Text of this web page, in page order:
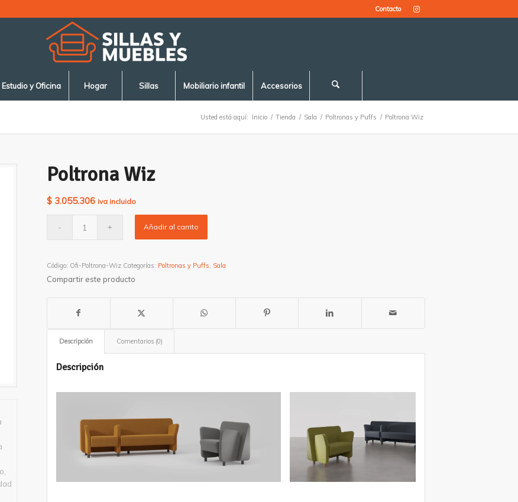
Contacto
Estudio y Oficina Hogar Sillas Mobiliario infantil Accesorios
Usted está aquí: Inicio / Tienda / Sala / Poltronas y Puffs / Poltrona Wiz
Poltrona Wiz
$3.055.306 iva incluido
Añadir al carrito
Código: Ofi-Poltrona-Wiz Categorías: Poltronas y Puffs, Sala
Compartir este producto
Descripción Comentarios (0)
Descripción